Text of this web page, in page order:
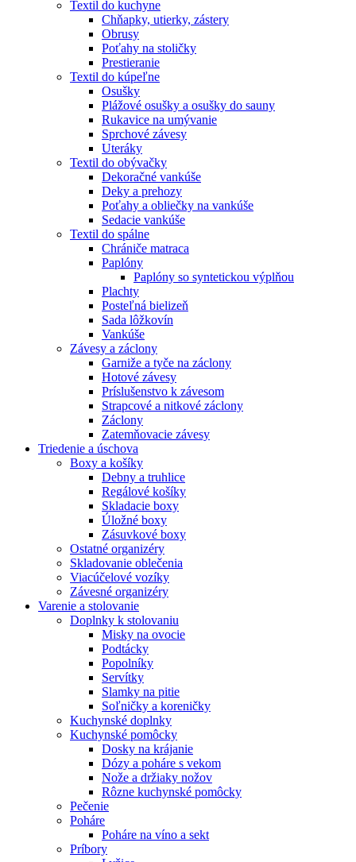
Textil do kuchyne
Chňapky, utierky, zástery
Obrusy
Poťahy na stoličky
Prestieranie
Textil do kúpeľne
Osušky
Plážové osušky a osušky do sauny
Rukavice na umývanie
Sprchové závesy
Uteráky
Textil do obývačky
Dekoračné vankúše
Deky a prehozy
Poťahy a obliečky na vankúše
Sedacie vankúše
Textil do spálne
Chrániče matraca
Paplóny
Paplóny so syntetickou výplňou
Plachty
Posteľná bielizeň
Sada lôžkovín
Vankúše
Závesy a záclony
Garniže a tyče na záclony
Hotové závesy
Príslušenstvo k závesom
Strapcové a nitkové záclony
Záclony
Zatemňovacie závesy
Triedenie a úschova
Boxy a košíky
Debny a truhlice
Regálové košíky
Skladacie boxy
Úložné boxy
Zásuvkové boxy
Ostatné organizéry
Skladovanie oblečenia
Viacúčelové vozíky
Závesné organizéry
Varenie a stolovanie
Doplnky k stolovaniu
Misky na ovocie
Podtácky
Popolníky
Servítky
Slamky na pitie
Soľničky a koreničky
Kuchynské doplnky
Kuchynské pomôcky
Dosky na krájanie
Dózy a poháre s vekom
Nože a držiaky nožov
Rôzne kuchynské pomôcky
Pečenie
Poháre
Poháre na víno a sekt
Príbory